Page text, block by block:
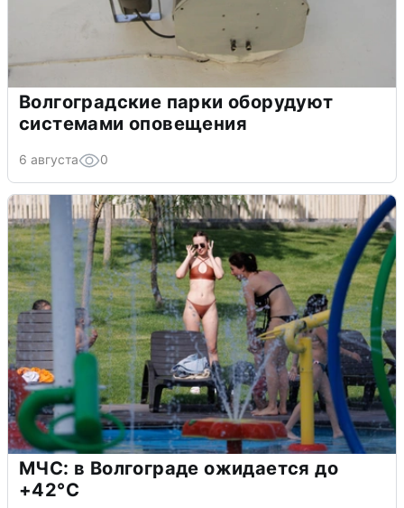
Волгоградские парки оборудуют
системами оповещения
6 августа 0
МЧС: в Волгограде ожидается до
+42°C